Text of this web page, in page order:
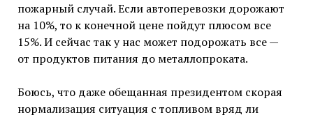
пожарный случай. Если автоперевозки дорожают
на 10%, то к конечной цене пойдут плюсом все
15%. И сейчас так у нас может подорожать все —
от продуктов питания до металлопроката.
Боюсь, что даже обещанная президентом скорая
нормализация ситуация с топливом вряд ли